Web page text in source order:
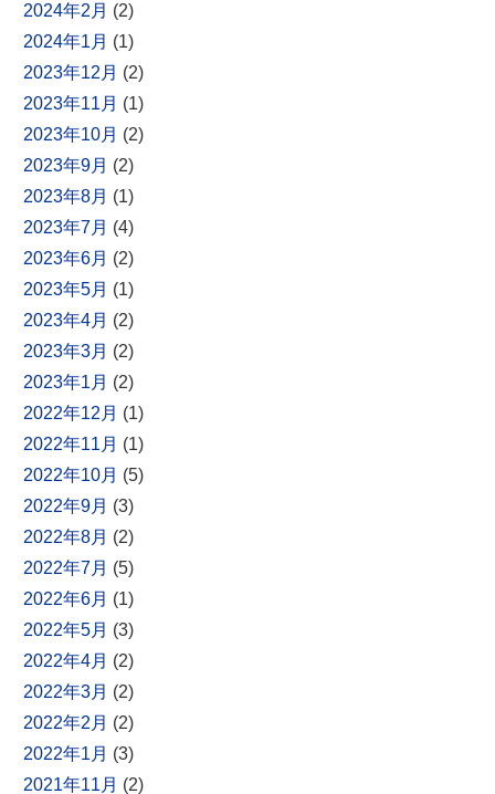
2024年2月 (2)
2024年1月 (1)
2023年12月 (2)
2023年11月 (1)
2023年10月 (2)
2023年9月 (2)
2023年8月 (1)
2023年7月 (4)
2023年6月 (2)
2023年5月 (1)
2023年4月 (2)
2023年3月 (2)
2023年1月 (2)
2022年12月 (1)
2022年11月 (1)
2022年10月 (5)
2022年9月 (3)
2022年8月 (2)
2022年7月 (5)
2022年6月 (1)
2022年5月 (3)
2022年4月 (2)
2022年3月 (2)
2022年2月 (2)
2022年1月 (3)
2021年11月 (2)